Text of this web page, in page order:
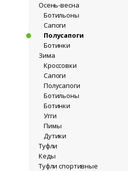
Осень-весна
Ботильоны
Сапоги
Полусапоги
Ботинки
Зима
Кроссовки
Сапоги
Полусапоги
Ботильоны
Ботинки
Угги
Пимы
Дутики
Туфли
Кеды
Туфли спортивные